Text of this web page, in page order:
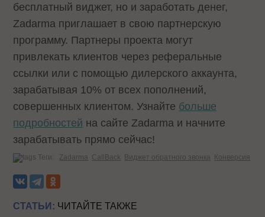
бесплатный виджет, но и заработать денег,
Zadarma приглашает в свою партнерскую
программу. Партнеры проекта могут
привлекать клиентов через реферальные
ссылки или с помощью дилерского аккаунта,
зарабатывая 10% от всех пополнений,
совершенных клиентом. Узнайте больше
подробностей на сайте Zadarma и начните
зарабатывать прямо сейчас!
Теги: Zadarma CallBack Виджет обратного звонка Конверсия
СТАТЬИ: ЧИТАЙТЕ ТАКЖЕ